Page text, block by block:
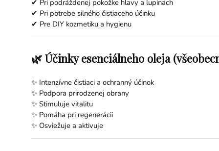
✔ Pri podráždenej pokožke hlavy a lupinách
✔ Pri potrebe silného čistiaceho účinku
✔ Pre DIY kozmetiku a hygienu
🌿 Účinky esenciálneho oleja
✨ Intenzívne čistiaci a ochranný účinok
✨ Podpora prirodzenej obrany
✨ Stimuluje vitalitu
✨ Pomáha pri regenerácii
✨ Osviežuje a aktivuje